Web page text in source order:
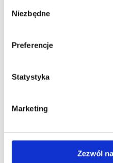
zgody
Niezbędne
Preferencje
Statystyka
Marketing
Zezwól
SZKOLENIE NASTĘPUJĄCE
VMWARE
VMware vSphere